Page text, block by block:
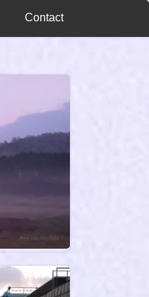
Contact